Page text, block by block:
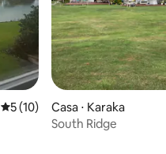
5 de uma avaliação média de
5 (10)
Casa ⋅ Karaka
South Ridge